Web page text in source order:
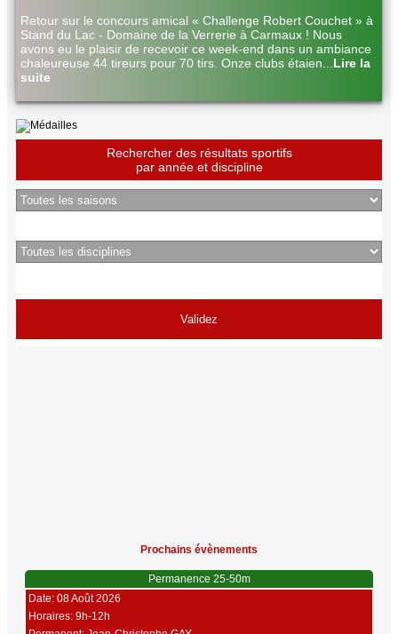
Retour sur le concours amical « Challenge Robert Couchet » à
Stand du Lac - Domaine de la Verrerie à Carmaux ! Nous
avons eu le plaisir de recevoir ce week-end dans un ambiance
chaleureuse 44 tireurs pour 70 tirs. Onze clubs étaien
Lire la
suite
Rechercher des résultats sportifs
par année et discipline
Prochains évènements
Permanence 25-50m
Date: 08 Août 2026
Horaires: 9h-12h